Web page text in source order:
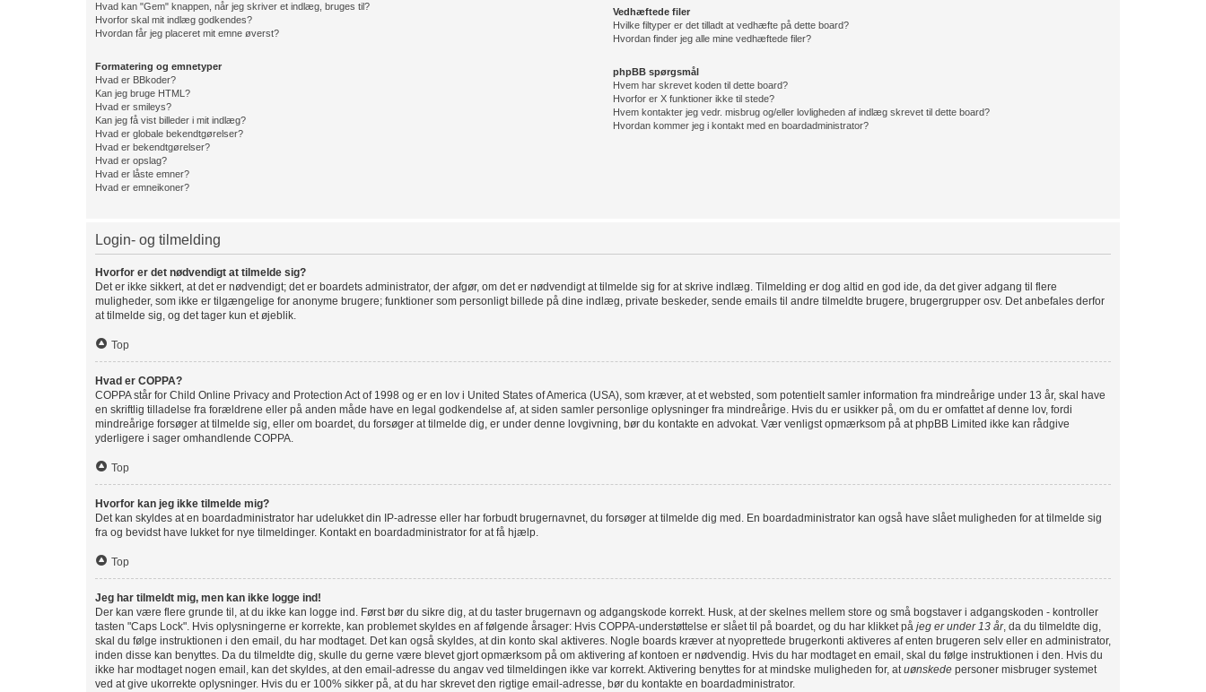
Hvad kan "Gem" knappen, når jeg skriver et indlæg, bruges til?
Hvorfor skal mit indlæg godkendes?
Hvordan får jeg placeret mit emne øverst?
Formatering og emnetyper
Hvad er BBkoder?
Kan jeg bruge HTML?
Hvad er smileys?
Kan jeg få vist billeder i mit indlæg?
Hvad er globale bekendtgørelser?
Hvad er bekendtgørelser?
Hvad er opslag?
Hvad er låste emner?
Hvad er emneikoner?
Vedhæftede filer
Hvilke filtyper er det tilladt at vedhæfte på dette board?
Hvordan finder jeg alle mine vedhæftede filer?
phpBB spørgsmål
Hvem har skrevet koden til dette board?
Hvorfor er X funktioner ikke til stede?
Hvem kontakter jeg vedr. misbrug og/eller lovligheden af indlæg skrevet til dette board?
Hvordan kommer jeg i kontakt med en boardadministrator?
Login- og tilmelding
Hvorfor er det nødvendigt at tilmelde sig?
Det er ikke sikkert, at det er nødvendigt; det er boardets administrator, der afgør, om det er nødvendigt at tilmelde sig for at skrive indlæg. Tilmelding er dog altid en god ide, da det giver adgang til flere
muligheder, som ikke er tilgængelige for anonyme brugere; funktioner som personligt billede på dine indlæg, private beskeder, sende emails til andre tilmeldte brugere, brugergrupper osv. Det anbefales derfor
at tilmelde sig, og det tager kun et øjeblik.
Top
Hvad er COPPA?
COPPA står for Child Online Privacy and Protection Act of 1998 og er en lov i United States of America (USA), som kræver, at et websted, som potentielt samler information fra mindreårige under 13 år, skal have
en skriftlig tilladelse fra forældrene eller på anden måde have en legal godkendelse af, at siden samler personlige oplysninger fra mindreårige. Hvis du er usikker på, om du er omfattet af denne lov, fordi
mindreårige forsøger at tilmelde sig, eller om boardet, du forsøger at tilmelde dig, er under denne lovgivning, bør du kontakte en advokat. Vær venligst opmærksom på at phpBB Limited ikke kan rådgive
yderligere i sager omhandlende COPPA.
Top
Hvorfor kan jeg ikke tilmelde mig?
Det kan skyldes at en boardadministrator har udelukket din IP-adresse eller har forbudt brugernavnet, du forsøger at tilmelde dig med. En boardadministrator kan også have slået muligheden for at tilmelde sig
fra og bevidst have lukket for nye tilmeldinger. Kontakt en boardadministrator for at få hjælp.
Top
Jeg har tilmeldt mig, men kan ikke logge ind!
Der kan være flere grunde til, at du ikke kan logge ind. Først bør du sikre dig, at du taster brugernavn og adgangskode korrekt. Husk, at der skelnes mellem store og små bogstaver i adgangskoden - kontroller
tasten "Caps Lock". Hvis oplysningerne er korrekte, kan problemet skyldes en af følgende årsager: Hvis COPPA-understøttelse er slået til på boardet, og du har klikket på jeg er under 13 år, da du tilmeldte dig,
skal du følge instruktionen i den email, du har modtaget. Det kan også skyldes, at din konto skal aktiveres. Nogle boards kræver at nyoprettede brugerkonti aktiveres af enten brugeren selv eller en administrator,
inden disse kan benyttes. Da du tilmeldte dig, skulle du gerne være blevet gjort opmærksom på om aktivering af kontoen er nødvendig. Hvis du har modtaget en email, skal du følge instruktionen i den. Hvis du
ikke har modtaget nogen email, kan det skyldes, at den email-adresse du angav ved tilmeldingen ikke var korrekt. Aktivering benyttes for at mindske muligheden for, atuønskede personer misbruger systemet
ved at give ukorrekte oplysninger. Hvis du er 100% sikker på, at du har skrevet den rigtige email-adresse, bør du kontakte en boardadministrator.